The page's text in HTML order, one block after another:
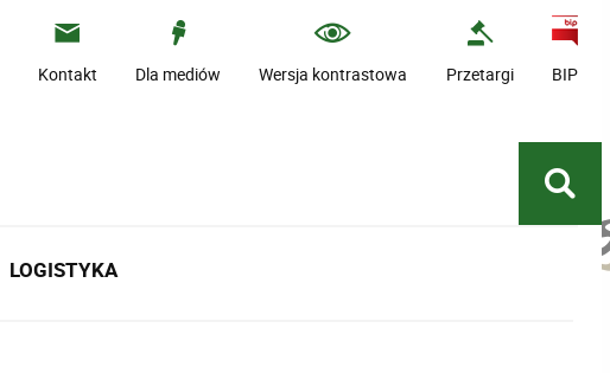
Kontakt Dla mediów Wersja kontrastowa Przetargi BIP
LOGISTYKA